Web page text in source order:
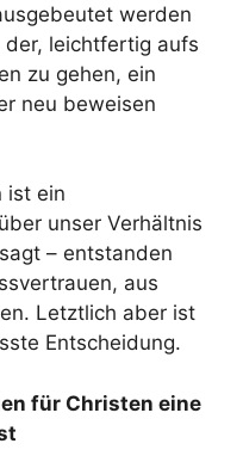
werden
der, leichtfertig aufs
zu gehen, ein
neu beweisen
ist ein
unser Verhältnis
– entstanden
aus
Letztlich aber ist
Entscheidung.
für Christen eine